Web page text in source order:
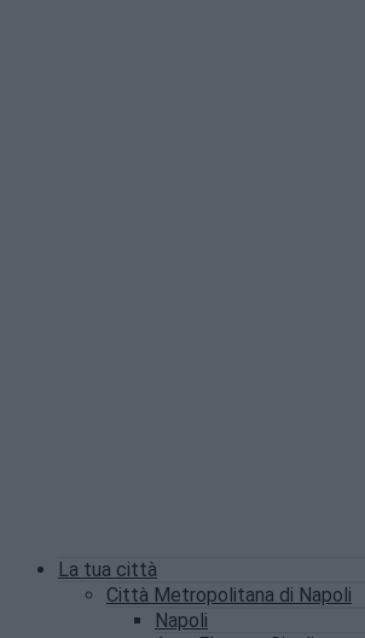
La tua città
Città Metropolitana di Napoli
Napoli